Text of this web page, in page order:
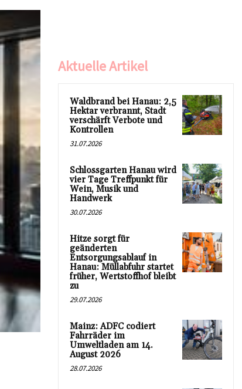
Aktuelle Artikel
Waldbrand bei Hanau: 2,5
Hektar verbrannt, Stadt
verschärft Verbote und
Kontrollen
31.07.2026
Schlossgarten Hanau wird
vier Tage Treffpunkt für
Wein, Musik und
Handwerk
30.07.2026
Hitze sorgt für
geänderten
Entsorgungsablauf in
Hanau: Müllabfuhr startet
früher, Wertstoffhof bleibt
zu
29.07.2026
Mainz: ADFC codiert
Fahrräder im
Umweltladen am 14.
August 2026
28.07.2026